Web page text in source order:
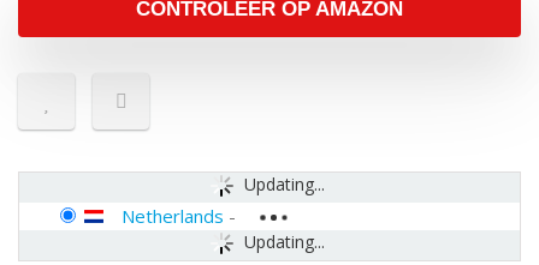
CONTROLEER OP AMAZON
Updating...
Updating...
Netherlands -